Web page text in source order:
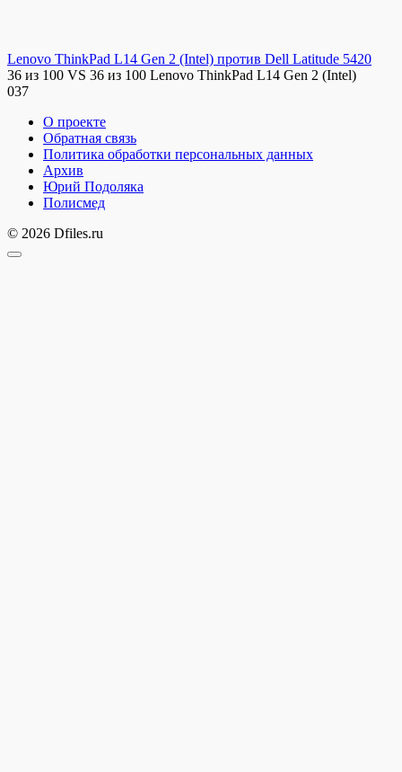
Lenovo ThinkPad L14 Gen 2 (Intel) против Dell Latitude 5420
36 из 100 VS 36 из 100 Lenovo ThinkPad L14 Gen 2 (Intel)
037
О проекте
Обратная связь
Политика обработки персональных данных
Архив
Юрий Подоляка
Полисмед
© 2026 Dfiles.ru